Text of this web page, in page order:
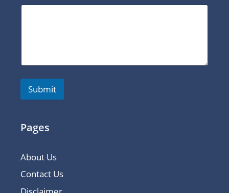
Submit
Pages
About Us
Contact Us